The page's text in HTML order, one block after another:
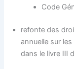
Code
refonte des
annuelle sur
dans le livre III